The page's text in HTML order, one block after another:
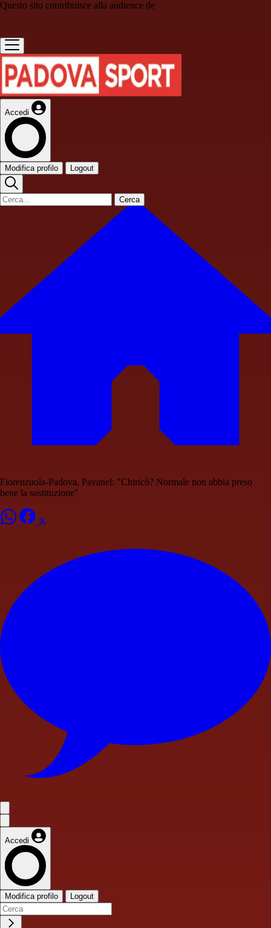
Questo sito contribuisce alla audience de
Accedi
Modifica profilo Logout
Cerca
Fiorenzuola-Padova, Pavanel: "Chiricò? Normale non abbia preso
bene la sostituzione"
Accedi
Modifica profilo Logout